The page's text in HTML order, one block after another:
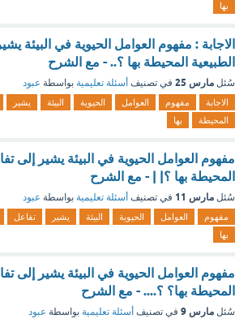
بها
الاجابة : مفهوم العوامل الحيوية في البيئة
الطبيعية المحيطة بها ؟.. - مع الشرح
سُئل مارس 25 في تصنيف أسئلة تعليمية بواسطة عبود
الاجابة مفهوم العوامل الحيوية البيئة يشير
المحيطة
بها
مفهوم العوامل الحيوية في البيئة يشير إلى
المحيطة بها ؟| | - مع الشرح
سُئل مارس 11 في تصنيف أسئلة تعليمية بواسطة عبود
مفهوم العوامل الحيوية البيئة يشير تفاعل
بها
مفهوم العوامل الحيوية في البيئة يشير إلى
المحيطة بها؟ ؟.... - مع الشرح
سُئل مارس 9 في تصنيف أسئلة تعليمية بواسطة عبود